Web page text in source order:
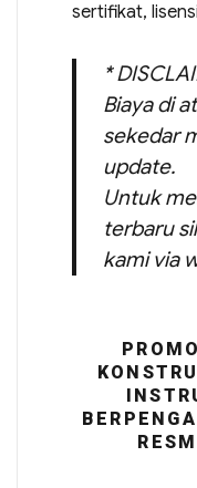
sertifikat,
*
Biaya di
sekedar
update.
Untuk
terbaru
kami via